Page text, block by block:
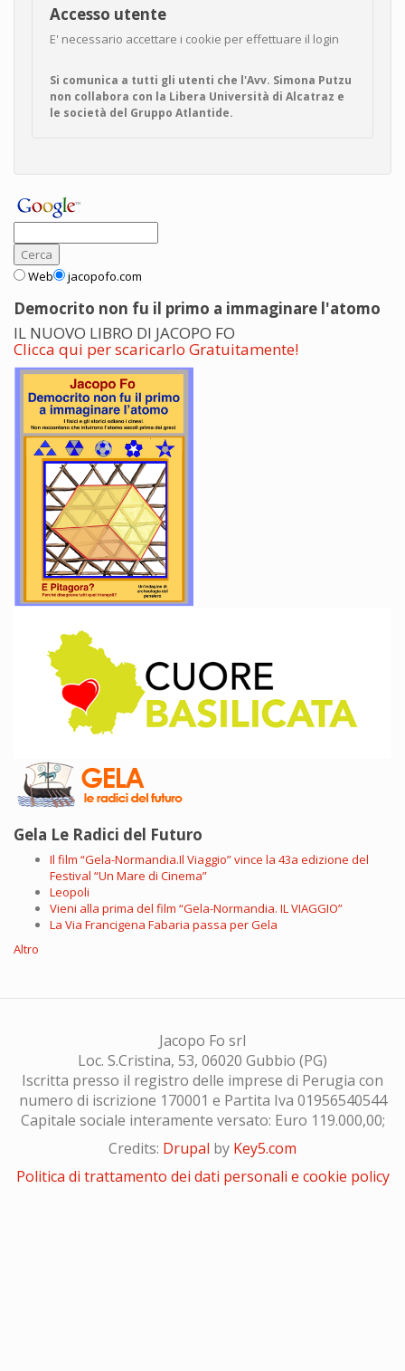
Accesso utente
E' necessario accettare i cookie per effettuare il login
Si comunica a tutti gli utenti che l'Avv. Simona Putzu
non collabora con la Libera Università di Alcatraz e
le società del Gruppo Atlantide.
Web jacopofo.com
Democrito non fu il primo a immaginare l'atomo
IL NUOVO LIBRO DI JACOPO FO
Clicca qui per scaricarlo Gratuitamente!
Gela Le Radici del Futuro
Il film “Gela-Normandia.Il Viaggio” vince la 43a edizione del
Festival “Un Mare di Cinema”
Leopoli
Vieni alla prima del film “Gela-Normandia. IL VIAGGIO”
La Via Francigena Fabaria passa per Gela
Altro
Jacopo Fo srl
Loc. S.Cristina, 53, 06020 Gubbio (PG)
Iscritta presso il registro delle imprese di Perugia con
numero di iscrizione 170001 e Partita Iva 01956540544
Capitale sociale interamente versato: Euro 119.000,00;
Credits: Drupal by Key5.com
Politica di trattamento dei dati personali e cookie policy